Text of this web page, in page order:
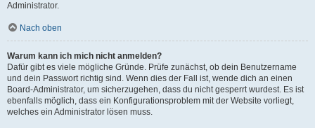
Administrator.
Nach oben
Warum kann ich mich nicht anmelden?
Dafür gibt es viele mögliche Gründe. Prüfe zunächst, ob dein Benutzername
und dein Passwort richtig sind. Wenn dies der Fall ist, wende dich an einen
Board-Administrator, um sicherzugehen, dass du nicht gesperrt wurdest. Es ist
ebenfalls möglich, dass ein Konfigurationsproblem mit der Website vorliegt,
welches ein Administrator lösen muss.